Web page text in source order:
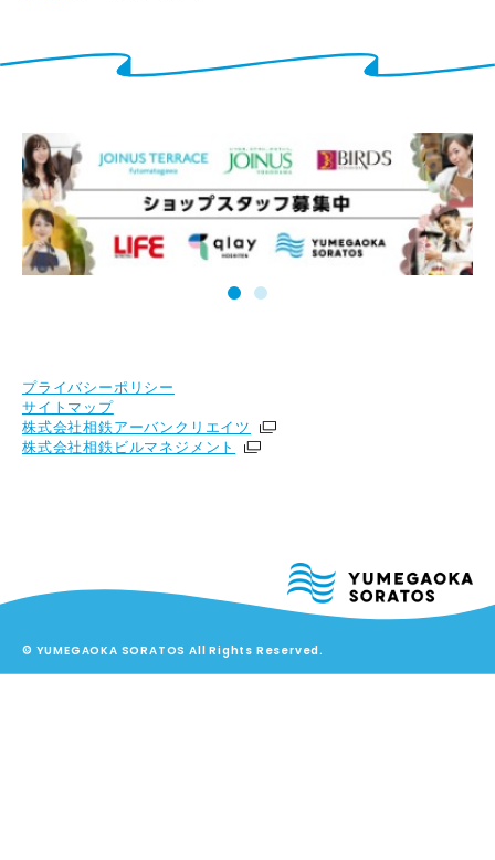
プライバシーポリシー
サイトマップ
株式会社相鉄アーバンクリエイツ
株式会社相鉄ビルマネジメント
© YUMEGAOKA SORATOS All Rights Reserved.